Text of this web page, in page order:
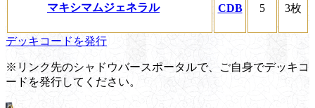
マキシマムジェネラル CDB 5 3枚
デッキコードを発行
※リンク先のシャドウバースポータルで、ご自身でデッキコ
ードを発行してください。